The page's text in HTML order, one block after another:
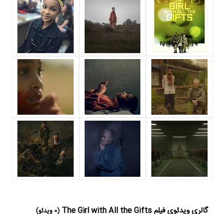
Lobna Futers
در نقش Hungry به ایفای نقش و بازیگری پرداخته‌اند. در
فیلم The Girl with All the Gifts حدود 10 بازیگر جلوی دوربین رفته‌اند که از
نظر تعداد بازیگران می‌توان The Girl with All the Gifts را یک اثر پربازیگر
عنوان کرد. از این‌لحاظ کارگردانی فیلم The Girl with All the Gifts باتوجه به
بازی گرفتن از این تعداد بازیگر و مدیریت آنها کار بسیار دشواری بوده است؛
باید بررسی کرد آیاColm McCarthy
به‌عنوان کارگردان و به‌عنوان بازیگردان و
همچنین تیم بازیگری The Girl with All the Gifts توانسته‌اند در این زمینه
موفق باشند و بازی‌های درخشانی را نمایش دهند؟
از دیگر بازیگران فیلم The Girl with All the Gifts می‌توان به
Daniel
Eghan
در نقش Soldier، Fisayo Akinade
در نقش Kieran Gallagher و
Anthony Welshدر نقش Dillon اشاره کرد.
از محتوا و داستان فیلم The Girl with All the Gifts چقدر اطلاع دارید؟
گالری ویدئوی فیلم The Girl with All the Gifts
(0 ویدئو)